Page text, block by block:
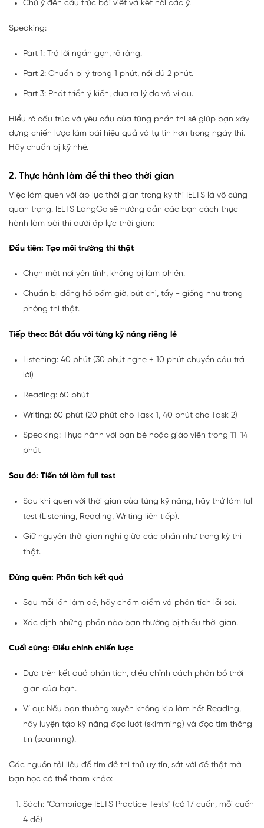
Chú ý đến cấu trúc bài viết và kết nối các ý.
Speaking:
Part 1: Trả lời ngắn gọn, rõ ràng.
Part 2: Chuẩn bị ý trong 1 phút, nói đủ 2 phút.
Part 3: Phát triển ý kiến, đưa ra lý do và ví dụ.
Hiểu rõ cấu trúc và yêu cầu của từng phần thi sẽ giúp bạn xây
dựng chiến lược làm bài hiệu quả và tự tin hơn trong ngày thi.
Hãy chuẩn bị kỹ nhé.
2. Thực hành làm đề thi theo thời gian
Việc làm quen với áp lực thời gian trong kỳ thi IELTS là vô cùng
quan trọng. IELTS LangGo sẽ hướng dẫn các bạn cách thực
hành làm bài thi dưới áp lực thời gian:
Đầu tiên: Tạo môi trường thi thật
Chọn một nơi yên tĩnh, không bị làm phiền.
Chuẩn bị đồng hồ bấm giờ, bút chì, tẩy - giống như trong
phòng thi thật.
Tiếp theo: Bắt đầu với từng kỹ năng riêng lẻ
Listening: 40 phút (30 phút nghe + 10 phút chuyển câu trả
lời)
Reading: 60 phút
Writing: 60 phút (20 phút cho Task 1, 40 phút cho Task 2)
Speaking: Thực hành với bạn bè hoặc giáo viên trong 11-14
phút
Sau đó: Tiến tới làm full test
Sau khi quen với thời gian của từng kỹ năng, hãy thử làm full
test (Listening, Reading, Writing liên tiếp).
Giữ nguyên thời gian nghỉ giữa các phần như trong kỳ thi
thật.
Đừng quên: Phân tích kết quả
Sau mỗi lần làm đề, hãy chấm điểm và phân tích lỗi sai.
Xác định những phần nào bạn thường bị thiếu thời gian.
Cuối cùng: Điều chỉnh chiến lược
Dựa trên kết quả phân tích, điều chỉnh cách phân bổ thời
gian của bạn.
Ví dụ: Nếu bạn thường xuyên không kịp làm hết Reading,
hãy luyện tập kỹ năng đọc lướt (skimming) và đọc tìm thông
tin (scanning).
Các nguồn tài liệu để tìm đề thi thử uy tín, sát với đề thật mà
bạn học có thể tham khảo:
Sách: "Cambridge IELTS Practice Tests" (có 17 cuốn, mỗi cuốn
4 đề)